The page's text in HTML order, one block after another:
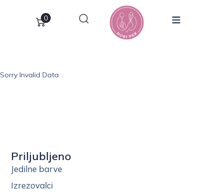
0
Sorry Invalid Data
Priljubljeno
Jedilne barve
Izrezovalci